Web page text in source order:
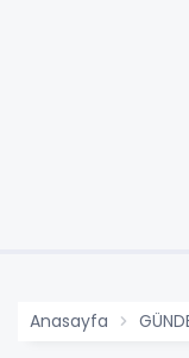
Anasayfa